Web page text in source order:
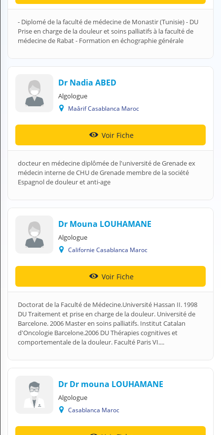
Professionnel de santé
Pharmacie
Médicament
Questions médicales
Clinique
Laboratoire
Vétérinaire
O
FR Français
Se connecter
- Diplomé de la faculté de médecine de Monastir (Tunisie) - DU
Prise en charge de la douleur et soins palliatifs à la faculté de
médecine de Rabat - Formation en échographie générale
Dr Nadia ABED
Algologue
Maârif Casablanca Maroc
Voir Fiche
docteur en médecine diplômée de l'université de Grenade ex
médecin interne de CHU de Grenade membre de la société
Espagnol de douleur et anti-age
Dr Mouna LOUHAMANE
Algologue
Californie Casablanca Maroc
Voir Fiche
Doctorat de la Faculté de Médecine.Université Hassan II. 1998
DU Traitement et prise en charge de la douleur. Université de
Barcelone. 2006 Master en soins palliatifs. Institut Catalan
d'Oncologie Barcelone.2006 DU Thérapies cognitives et
comportementale de la douleur. Faculté Paris VI....
Dr Dr mouna LOUHAMANE
Algologue
Casablanca Maroc